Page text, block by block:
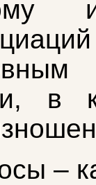
в
–